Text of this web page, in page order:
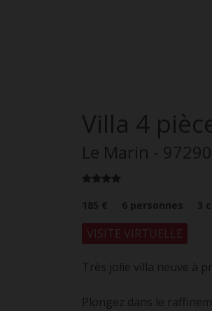
Villa 4
Le Marin - 97290
185 € 6 personnes 3
VISITE VIRTUELLE
Très jolie villa neuve à
Plongez dans le